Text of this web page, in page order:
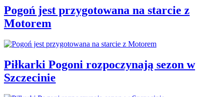
Pogoń jest przygotowana na starcie z
Motorem
Piłkarki Pogoni rozpoczynają sezon w
Szczecinie